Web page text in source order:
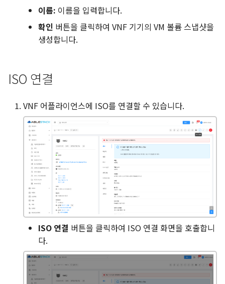
이름: 이름을 입력합니다.
확인 버튼을 클릭하여 VNF 기기의 VM 볼륨 스냅샷을
생성합니다.
ISO 연결
VNF 어플라이언스에 ISO를 연결할 수 있습니다.
ISO 연결 버튼을 클릭하여 ISO 연결 화면을 호출합니
다.